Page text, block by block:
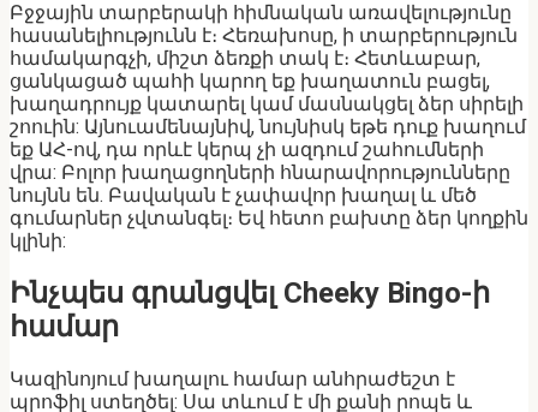
Բջջային տարբերակի հիմնական առավելությունը
հասանելիությունն է։ Հեռախոսը, ի տարբերություն
համակարգչի, միշտ ձեռքի տակ է։ Հետևաբար,
ցանկացած պահի կարող եք խաղատուն բացել,
խաղադրույք կատարել կամ մասնակցել ձեր սիրելի
շոուին: Այնուամենայնիվ, նույնիսկ եթե դուք խաղում
եք ԱՀ-ով, դա որևէ կերպ չի ազդում շահումների
վրա: Բոլոր խաղացողների հնարավորությունները
նույնն են. Բավական է չափավոր խաղալ և մեծ
գումարներ չվտանգել։ Եվ հետո բախտը ձեր կողքին
կլինի:
Ինչպես գրանցվել Cheeky Bingo-ի
համար
Կազինոյում խաղալու համար անհրաժեշտ է
պրոֆիլ ստեղծել: Սա տևում է մի քանի րոպե և